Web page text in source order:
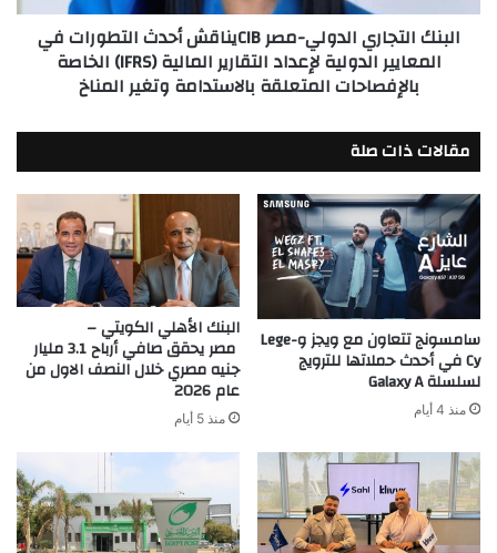
المعايير
الدولية
الخاصة
بالإفصاحات
المتعلقة
بالاستدامة
وتغير
المناخ
البنك التجاري الدولي-مصر CIBيناقش أحدث التطورات في
المعايير الدولية لإعداد التقارير المالية (IFRS) الخاصة
بالإفصاحات المتعلقة بالاستدامة وتغير المناخ
مقالات ذات صلة
سامسونج تتعاون مع ويجز وLege-
Cy في أحدث حملاتها للترويج
لسلسلة Galaxy A
منذ 4 أيام
البنك الأهلي الكويتي –
مصر يحقق صافي أرباح 3.1 مليار
جنيه مصري خلال النصف الاول من
عام 2026
منذ 5 أيام